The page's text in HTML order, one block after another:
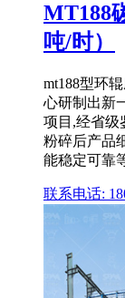
MT188
吨/时）
mt188型环
心研制出新
项目,经省级
粉碎后产品
能稳定可靠
联系电话: